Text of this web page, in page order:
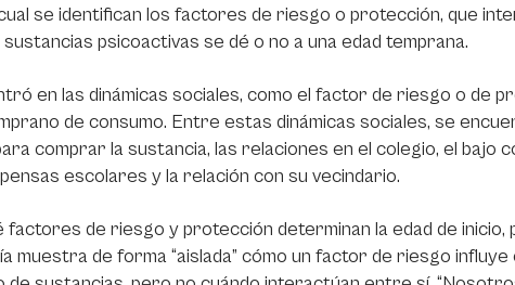
se identifican los factores de riesgo o protección, que
psicoactivas se dé o no a una edad temprana.
en las dinámicas sociales, como el factor de riesgo o de
de consumo. Entre estas dinámicas sociales, se
comprar la sustancia, las relaciones en el colegio, el bajo
escolares y la relación con su vecindario.
factores de riesgo y protección determinan la edad de inicio,
muestra de forma “aislada” cómo un factor de riesgo influye